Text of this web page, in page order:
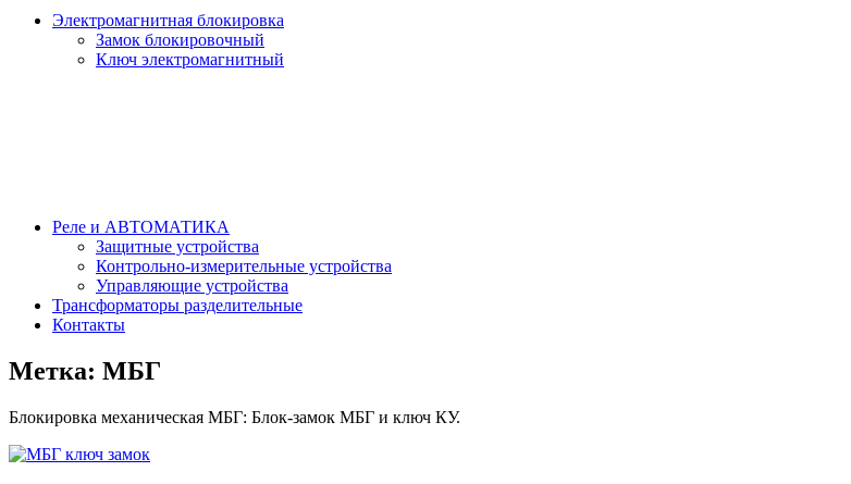
Электромагнитная блокировка
Замок блокировочный
Ключ электромагнитный
Реле и АВТОМАТИКА
Защитные устройства
Контрольно-измерительные устройства
Управляющие устройства
Трансформаторы разделительные
Контакты
Метка: МБГ
Блокировка механическая МБГ: Блок-замок МБГ и ключ КУ.